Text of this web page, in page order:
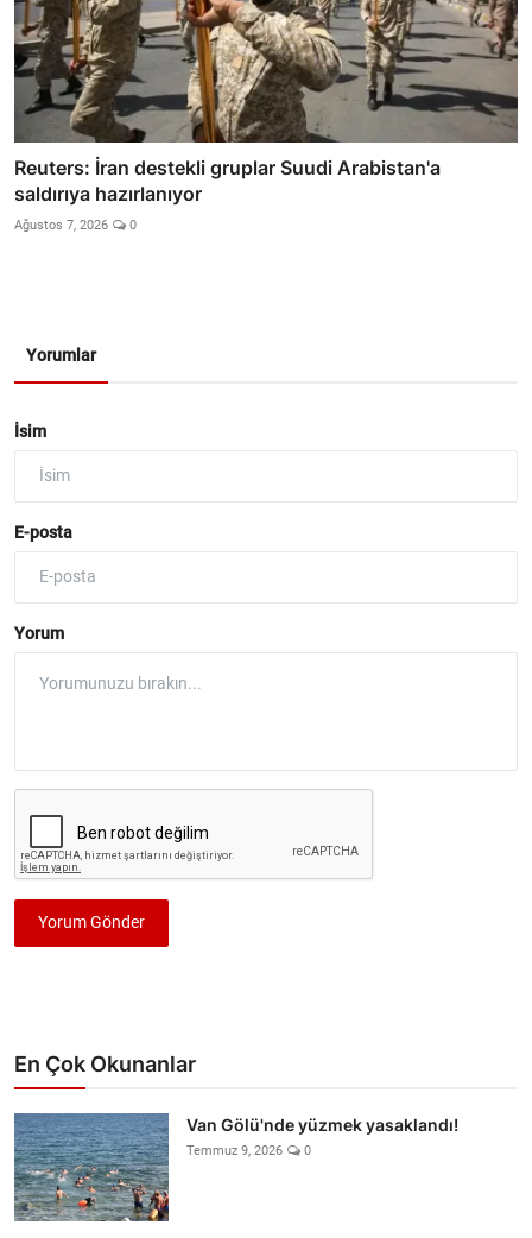
Reuters: İran destekli gruplar Suudi Arabistan'a
saldırıya hazırlanıyor
Ağustos 7, 2026 0
Yorumlar
İsim
E-posta
Yorum
Yorum Gönder
En Çok Okunanlar
Van Gölü'nde yüzmek yasaklandı!
Temmuz 9, 2026 0